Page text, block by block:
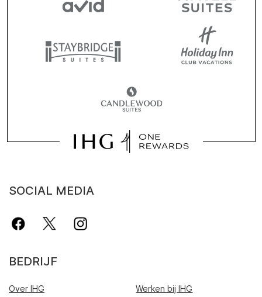
SOCIAL MEDIA
BEDRIJF
Over IHG
Werken bij IHG